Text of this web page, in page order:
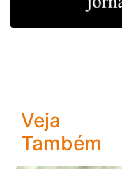
Veja
Também